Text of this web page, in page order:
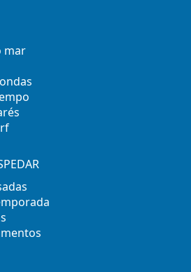
mar